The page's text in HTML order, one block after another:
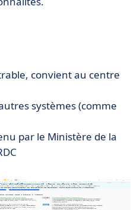
convient au centre
systèmes (comme
par le Ministère de la